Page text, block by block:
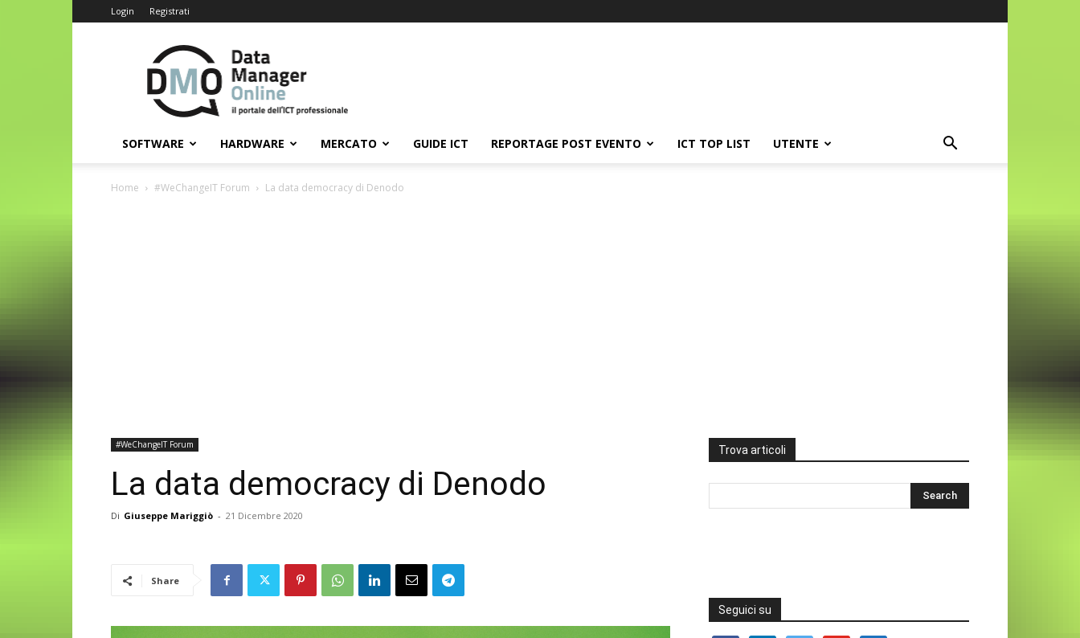
Login Registrati
Data
Manager
Online
SOFTWARE HARDWARE MERCATO GUIDE ICT REPORTAGE POST EVENTO ICT TOP LIST UTENTE
Home #WeChangeIT Forum La data democracy di Denodo
#WeChangeIT Forum
La data democracy di Denodo
Di Giuseppe Mariggiò - 21 Dicembre 2020
Share
Trova articoli
Seguici su